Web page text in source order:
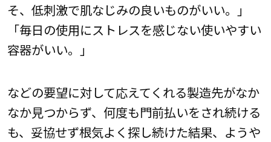
そ、低刺激で肌なじみの良いものがいい。」
「毎日の使用にストレスを感じない使いやすい
容器がいい。」
などの要望に対して応えてくれる製造先がなか
なか見つからず、何度も門前払いをされ続ける
も、妥協せず根気よく探し続けた結果、ようや